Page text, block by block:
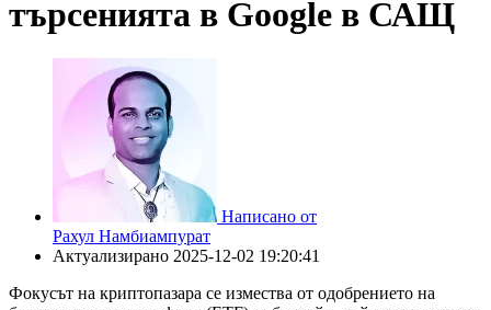
търсенията в Google в САЩ
Написано от
Рахул Намбиампурат
Актуализирано 2025-12-02 19:20:41
Фокусът на криптопазара се измества от одобрението на